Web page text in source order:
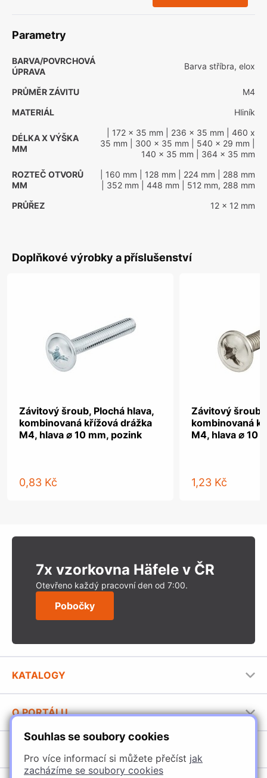
Souhlas se soubory cookies
Pro více informací si můžete přečíst jak
zacházíme se soubory cookies
Parametry
BARVA/POVRCHOVÁ
ÚPRAVA
Barva stříbra, elox
PRŮMĚR ZÁVITU
M4
MATERIÁL
Hliník
DÉLKA X VÝŠKA
MM
| 172 x 35 mm | 236 x 35 mm | 460 x
35 mm | 300 x 35 mm | 540 x 29 mm
140 x 35 mm | 364 x 35 mm
ROZTEČ OTVORŮ
MM
| 160 mm | 128 mm | 224 mm | 288 mm
| 352 mm | 448 mm | 512 mm, 288 mm
PRŮŘEZ
12 x 12 mm
Doplňkové výrobky a příslušenství
Závitový šroub, Plochá hlava,
kombinovaná křížová drážka
M4, hlava ⌀ 10 mm, pozink
0,83 Kč
Závitový šroub,
kombinovaná
M4, hlava ⌀ 10
1,23 Kč
7x vzorkovna Häfele v ČR
Otevřeno každý pracovní den od 7:00.
Pobočky
KATALOGY
Stavební katalog Häfele
Brožury Häfele
O PORTÁLU
Provozovatel portálu
Jak používat portál
Úchytky